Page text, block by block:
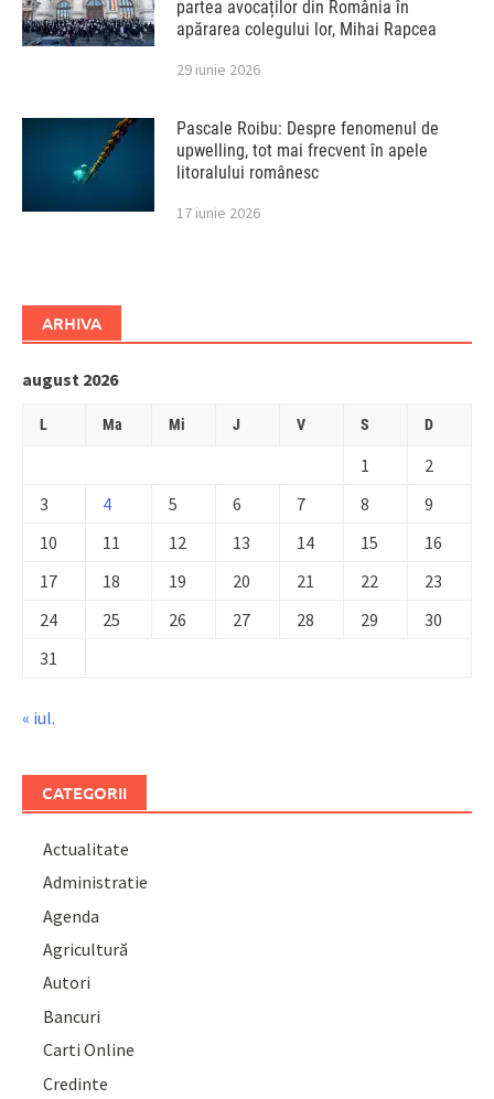
partea avocaților din România în
apărarea colegului lor, Mihai Rapcea
29 iunie 2026
Pascale Roibu: Despre fenomenul de
upwelling, tot mai frecvent în apele
litoralului românesc
17 iunie 2026
ARHIVA
august 2026
L Ma Mi J V S D
1
2
3
4 5 6 7 8
9
10
11 12 13 14 15
16
17
18 19 20 21 22
23
24
25 26 27 28 29
30
31
« iul.
CATEGORII
Actualitate
Administratie
Agenda
Agricultură
Autori
Bancuri
Carti Online
Credinte